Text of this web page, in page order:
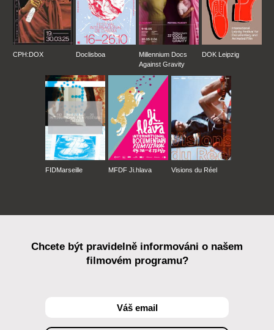
CPH:DOX Doclisboa
Millennium Docs
Against Gravity
DOK Leipzig
FIDMarseille MFDF Ji.hlava Visions du Réel
Chcete být pravidelně informováni o našem
filmovém programu?